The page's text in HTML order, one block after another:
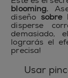
blooming.
diseño sobre
disperse
demasiado,
lograrás el
precisa!
Usar